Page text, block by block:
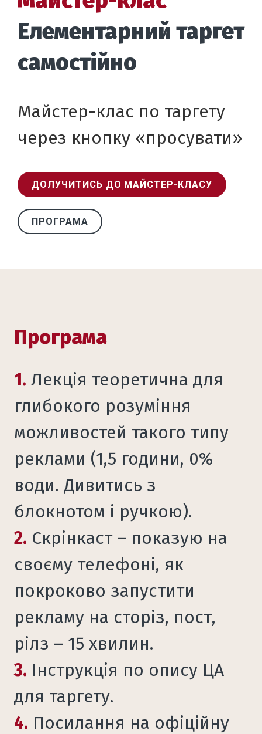
Елементарний таргет
самостійно
Майстер-клас по таргету
через кнопку «просувати»
ДОЛУЧИТИСЬ ДО МАЙСТЕР-КЛАСУ
ПРОГРАМА
Програма
1. Лекція теоретична для
глибокого розуміння
можливостей такого типу
реклами (1,5 години, 0%
води. Дивитись з
блокнотом і ручкою).
2. Скрінкаст – показую на
своєму телефоні, як
покроково запустити
рекламу на сторіз, пост,
рілз – 15 хвилин.
3. Інструкція по опису ЦА
для таргету.
4. Посилання на офіційну